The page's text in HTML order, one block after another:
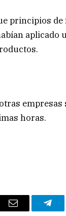
principios de
aplicado
empresas
horas.
Email